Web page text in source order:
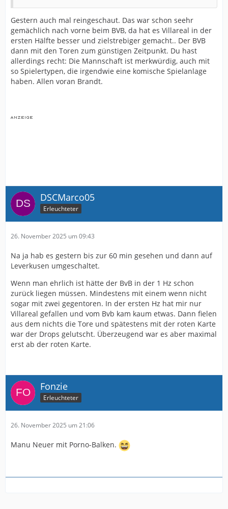
Gestern auch mal reingeschaut. Das war schon seehr
gemächlich nach vorne beim BVB, da hat es Villareal in der
ersten Hälfte besser und zielstrebiger gemacht.. Der BVB
dann mit den Toren zum günstigen Zeitpunkt. Du hast
allerdings recht: Die Mannschaft ist merkwürdig, auch mit
so Spielertypen, die irgendwie eine komische Spielanlage
haben. Allen voran Brandt.
DSCMarco05
Erleuchteter
26. November 2025 um 09:43
Na ja hab es gestern bis zur 60 min gesehen und dann auf
Leverkusen umgeschaltet.
Wenn man ehrlich ist hätte der BvB in der 1 Hz schon
zurück liegen müssen. Mindestens mit einem wenn nicht
sogar mit zwei gegentoren. In der ersten Hz hat mir nur
Villareal gefallen und vom Bvb kam kaum etwas. Dann fielen
aus dem nichts die Tore und spätestens mit der roten Karte
war der Drops gelutscht. Überzeugend war es aber maximal
erst ab der roten Karte.
Fonzie
Erleuchteter
26. November 2025 um 21:06
Manu Neuer mit Porno-Balken.